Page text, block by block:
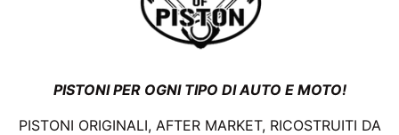
PISTONI PER OGNI TIPO DI AUTO E MOTO!
PISTONI ORIGINALI, AFTER MARKET, RICOSTRUITI DA